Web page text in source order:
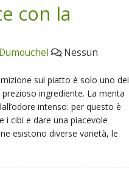
con la
Nessun
sul piatto è solo uno dei
ingrediente. La menta
intenso: per questo è
i cibi e dare una piacevole
esistono diverse varietà, le